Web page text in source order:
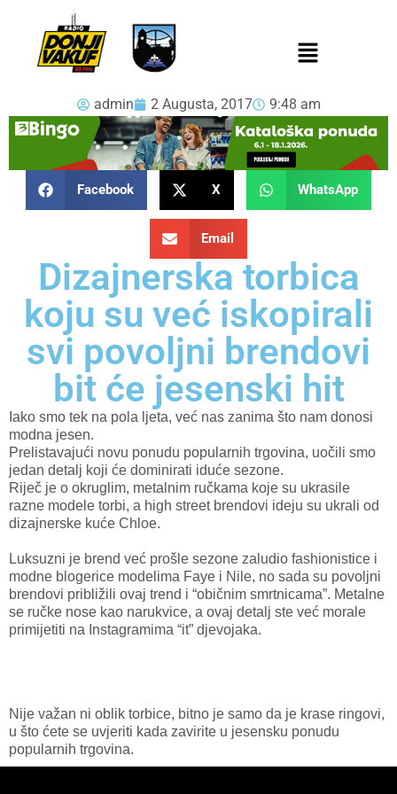
admin 2 Augusta, 2017 9:48 am
Facebook X WhatsApp
Email
Dizajnerska torbica
koju su već iskopirali
svi povoljni brendovi
bit će jesenski hit
Iako smo tek na pola ljeta, već nas zanima što nam donosi
modna jesen.
Prelistavajući novu ponudu popularnih trgovina, uočili smo
jedan detalj koji će dominirati iduće sezone.
Riječ je o okruglim, metalnim ručkama koje su ukrasile
razne modele torbi, a high street brendovi ideju su ukrali od
dizajnerske kuće Chloe.
Luksuzni je brend već prošle sezone zaludio fashionistice i
modne blogerice modelima Faye i Nile, no sada su povoljni
brendovi približili ovaj trend i “običnim smrtnicama”. Metalne
se ručke nose kao narukvice, a ovaj detalj ste već morale
primijetiti na Instagramima “it” djevojaka.
Nije važan ni oblik torbice, bitno je samo da je krase ringovi,
u što ćete se uvjeriti kada zavirite u jesensku ponudu
popularnih trgovina.